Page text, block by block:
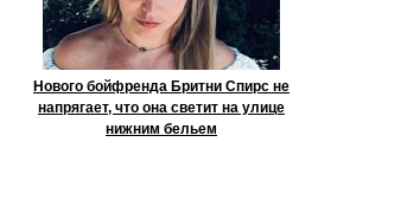
Нового бойфренда Бритни Спирс не
напрягает, что она светит на улице
нижним бельем